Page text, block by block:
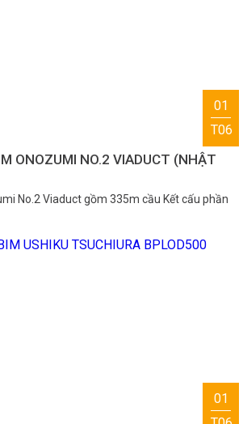
01
T06
ONOZUMI NO.2 VIADUCT (NHẬT
No.2 Viaduct gồm 335m cầu Kết cấu phần
01